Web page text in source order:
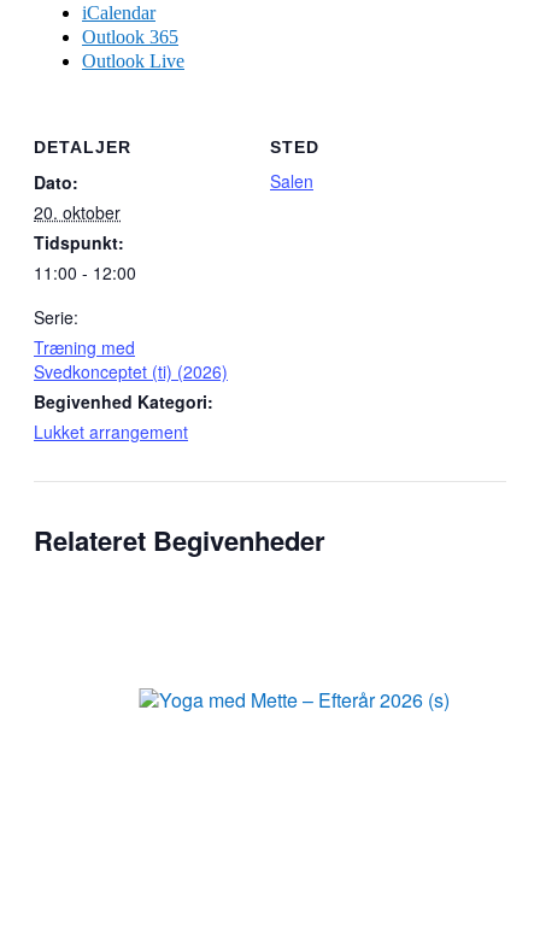
iCalendar
Outlook 365
Outlook Live
DETALJER
Dato:
20. oktober
Tidspunkt:
11:00 - 12:00
Serie:
Træning med
Svedkonceptet (ti) (2026)
Begivenhed Kategori:
Lukket arrangement
STED
Salen
Relateret Begivenheder